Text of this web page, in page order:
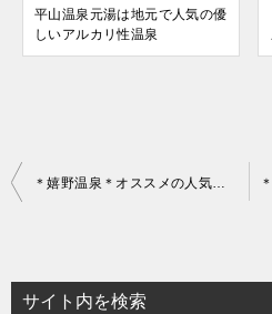
平山温泉元湯は地元で人気の優
しいアルカリ性温泉
投
ビ
サイト内を検索